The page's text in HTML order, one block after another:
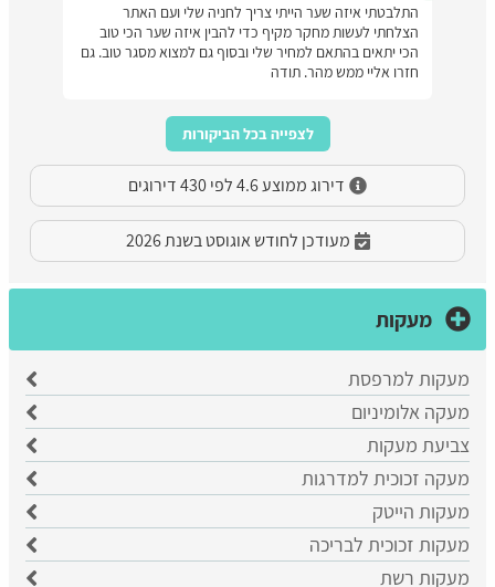
התלבטתי איזה שער הייתי צריך לחניה שלי ועם האתר
הצלחתי לעשות מחקר מקיף כדי להבין איזה שער הכי טוב
הכי יתאים בהתאם למחיר שלי ובסוף גם למצוא מסגר טוב. גם
חזרו אליי ממש מהר. תודה
לצפייה בכל הביקורות
דירוג ממוצע 4.6 לפי 430 דירוגים
מעודכן לחודש אוגוסט בשנת 2026
מעקות
מעקות למרפסת
מעקה אלומיניום
צביעת מעקות
מעקה זכוכית למדרגות
מעקות הייטק
מעקות זכוכית לבריכה
מעקות רשת